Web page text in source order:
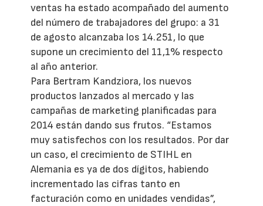
ventas ha estado acompañado del aumento
del número de trabajadores del grupo: a 31
de agosto alcanzaba los 14.251, lo que
supone un crecimiento del 11,1% respecto
al año anterior.
Para Bertram Kandziora, los nuevos
productos lanzados al mercado y las
campañas de marketing planificadas para
2014 están dando sus frutos. “Estamos
muy satisfechos con los resultados. Por dar
un caso, el crecimiento de STIHL en
Alemania es ya de dos dígitos, habiendo
incrementado las cifras tanto en
facturación como en unidades vendidas”,